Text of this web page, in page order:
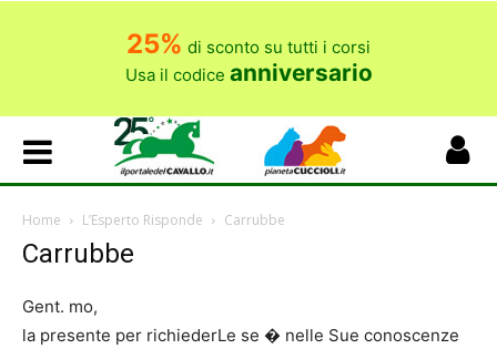
25% di sconto su tutti i corsi
Usa il codice anniversario
Home L’Esperto Risponde Carrubbe
Carrubbe
Gent. mo,
la presente per richiederLe se � nelle Sue conoscenze